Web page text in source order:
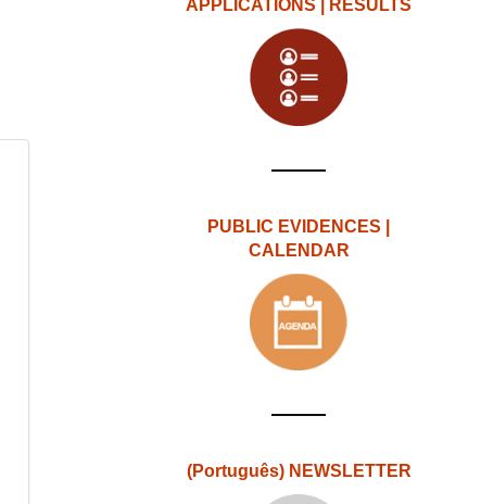
APPLICATIONS | RESULTS
PUBLIC EVIDENCES |
CALENDAR
(Português) NEWSLETTER